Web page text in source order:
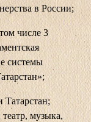
в России;
числе 3
системы
Татарстан;
музыка,